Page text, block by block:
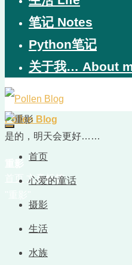
笔记 Notes
Python笔记
关于我… About
Pollen Blog
是的，明天会更好……
首页
心爱的童话
摄影
生活
水族
首页
文章标签